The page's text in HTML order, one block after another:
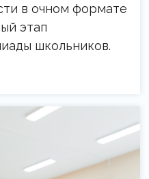
в очном формате
этап
школьников.